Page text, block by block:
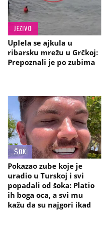
JEZIVO
Uplela se ajkula u
ribarsku mrežu u Grčkoj:
Prepoznali je po zubima
ŠOK
Pokazao zube koje je
uradio u Turskoj i svi
popadali od šoka: Platio
ih boga oca, a svi mu
kažu da su najgori ikad